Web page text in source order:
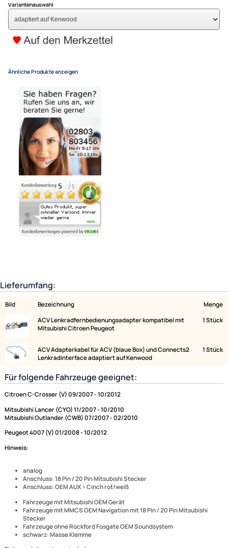
Lieferumfang:
ACV Lenkradfernbedienungsadapter kompatibel mit
Mitsubishi Citroen Peugeot
Für folgende Fahrzeuge geeignet:
Citroen C-Crosser (V) 09/2007 - 10/2012
Mitsubishi Lancer (CYO) 11/2007 - 10/2010
Mitsubishi Outlander (CWB) 07/2007 - 02/2010
für eine normale Postadresse in Deutschland
(Deutsche Inseln 14,90 EUR Aufschlag / pro Paket)
In den Warenkorb
- +
Bezahlmöglichkeiten
Noch 1 direkt ab Lager lieferbar
Lieferzeit 1 - 3 Tage
Variantenauswahl
Ähnliche Produkte anzeigen